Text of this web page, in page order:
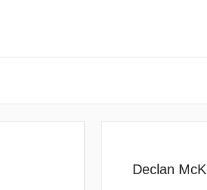
Declan